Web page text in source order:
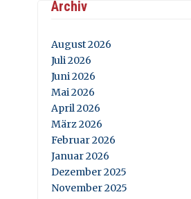
Archiv
August 2026
Juli 2026
Juni 2026
Mai 2026
April 2026
März 2026
Februar 2026
Januar 2026
Dezember 2025
November 2025